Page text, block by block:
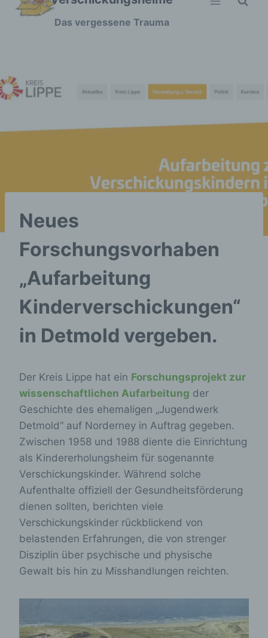
Zum
Das vergessene Trauma
Neues
Forschungsvorhaben
„Aufarbeitung
Kinderverschickungen“
in Detmold vergeben.
Der Kreis Lippe hat ein Forschungsprojekt zur
wissenschaftlichen Aufarbeitung der
Geschichte des ehemaligen „Jugendwerk
Detmold“ auf Norderney in Auftrag gegeben.
Zwischen 1958 und 1988 diente die Einrichtung
als Kindererholungsheim für sogenannte
Verschickungskinder. Während solche
Aufenthalte offiziell der Gesundheitsförderung
dienen sollten, berichten viele
Verschickungskinder rückblickend von
belastenden Erfahrungen, die von strenger
Disziplin über psychische und physische
Gewalt bis hin zu Misshandlungen reichten.